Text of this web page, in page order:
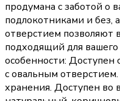
продумана с заботой о
подлокотниками и без,
отверстием позволяют
подходящий для
особенности: Доступен
с овальным
хранения. Доступен во